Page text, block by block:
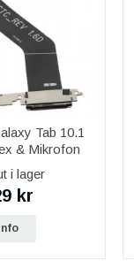
Tab 10.1
& Mikrofon
i lager
kr